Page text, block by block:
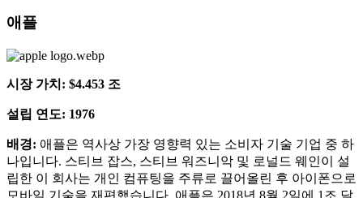
애플
시장 가치: $4.453 조
설립 연도: 1976
배경: 애플은 역사상 가장 영향력 있는 소비자 기술 기업 중 하
나입니다. 스티브 잡스, 스티브 워즈니악 및 로널드 웨인이 설
립한 이 회사는 개인 컴퓨팅을 주류로 끌어올린 후 아이폰으로
모바일 기술을 재편했습니다. 애플은 2018년 8월 2일에 1조 달